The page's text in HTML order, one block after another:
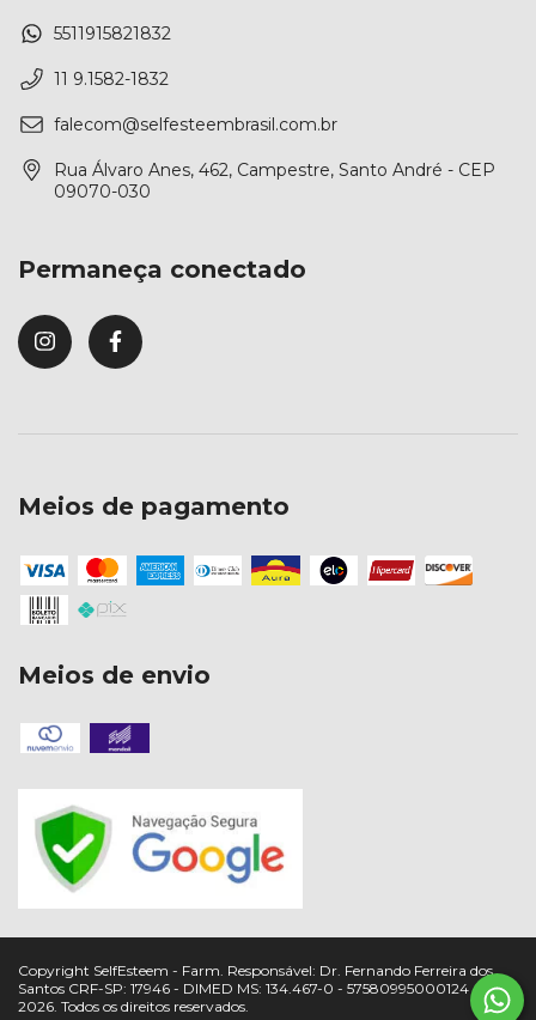
5511915821832
11 9.1582-1832
falecom@selfesteembrasil.com.br
Rua Álvaro Anes, 462, Campestre, Santo André - CEP
09070-030
Permaneça conectado
Meios de pagamento
Meios de envio
Copyright SelfEsteem - Farm. Responsável: Dr. Fernando Ferreira dos
Santos CRF-SP: 17946 - DIMED MS: 134.467-0 - 57580995000124 -
2026. Todos os direitos reservados.